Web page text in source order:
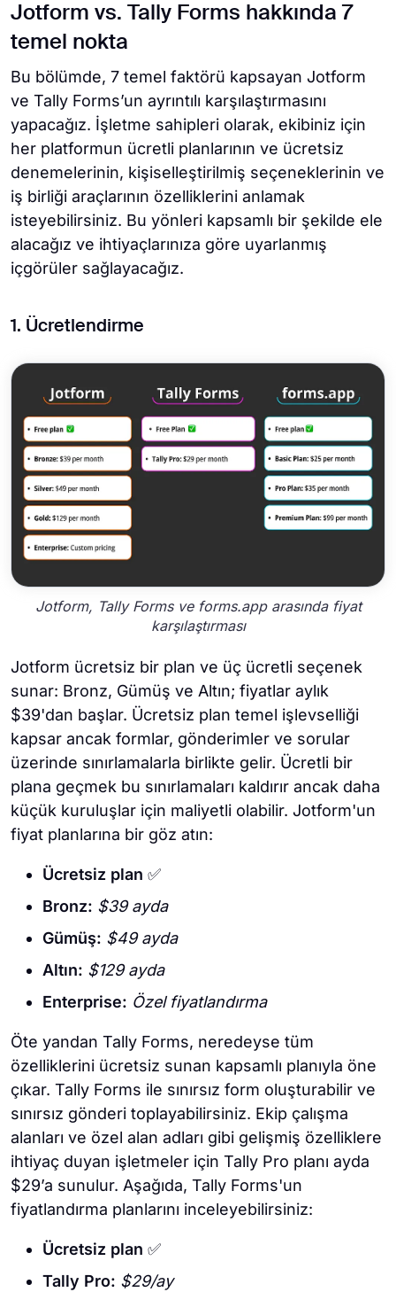
Jotform vs. Tally Forms hakkında 7
temel nokta
Bu bölümde, 7 temel faktörü kapsayan Jotform
ve Tally Forms’un ayrıntılı karşılaştırmasını
yapacağız. İşletme sahipleri olarak, ekibiniz için
her platformun ücretli planlarının ve ücretsiz
denemelerinin, kişiselleştirilmiş seçeneklerinin ve
iş birliği araçlarının özelliklerini anlamak
isteyebilirsiniz. Bu yönleri kapsamlı bir şekilde ele
alacağız ve ihtiyaçlarınıza göre uyarlanmış
içgörüler sağlayacağız.
1. Ücretlendirme
Jotform, Tally Forms ve forms.app arasında fiyat
karşılaştırması
Jotform ücretsiz bir plan ve üç ücretli seçenek
sunar: Bronz, Gümüş ve Altın; fiyatlar aylık
$39'dan başlar. Ücretsiz plan temel işlevselliği
kapsar ancak formlar, gönderimler ve sorular
üzerinde sınırlamalarla birlikte gelir. Ücretli bir
plana geçmek bu sınırlamaları kaldırır ancak daha
küçük kuruluşlar için maliyetli olabilir. Jotform'un
fiyat planlarına bir göz atın:
Ücretsiz plan ✅
Bronz: $39 ayda
Gümüş: $49 ayda
Altın: $129 ayda
Enterprise: Özel fiyatlandırma
Öte yandan Tally Forms, neredeyse tüm
özelliklerini ücretsiz sunan kapsamlı planıyla öne
çıkar. Tally Forms ile sınırsız form oluşturabilir ve
sınırsız gönderi toplayabilirsiniz. Ekip çalışma
alanları ve özel alan adları gibi gelişmiş özelliklere
ihtiyaç duyan işletmeler için Tally Pro planı ayda
$29’a sunulur. Aşağıda, Tally Forms'un
fiyatlandırma planlarını inceleyebilirsiniz:
Ücretsiz plan ✅
Tally Pro: $29/ay